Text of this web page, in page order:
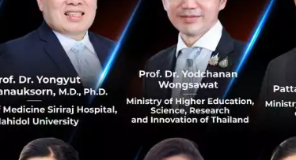
ภาพจาก prnewswire